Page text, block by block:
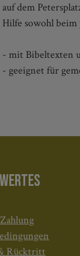
Hilfe sowohl beim
- mit Bibeltexten
- geeignet für
Rücktritt